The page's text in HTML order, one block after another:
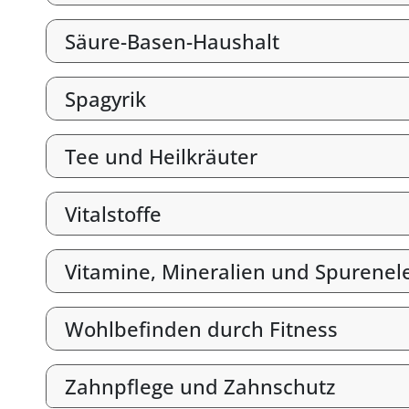
Säure-Basen-Haushalt
Spagyrik
Tee und Heilkräuter
Vitalstoffe
Vitamine, Mineralien und
Wohlbefinden durch Fitness
Zahnpflege und Zahnschutz